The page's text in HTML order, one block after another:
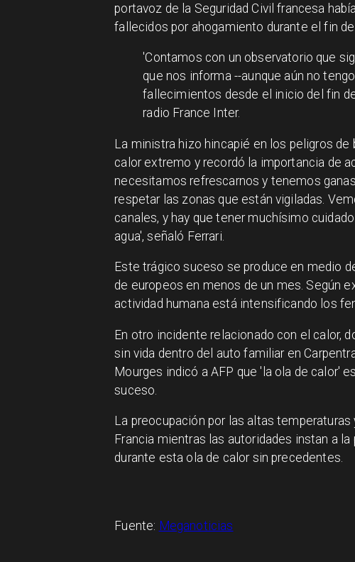
portavoz de la Seguridad Civil francesa
fallecidos por ahogamiento durante el fin de
'Contamos con un observatorio que
que nos informa --aunque aún no
fallecimientos desde el inicio del fin
radio France Inter.
La ministra hizo hincapié en los peligros
calor extremo y recordó la importancia de
necesitamos refrescarnos y tenemos
respetar las zonas que están vigiladas.
canales, y hay que tener muchísimo
agua', señaló Ferrari.
Este trágico suceso se produce en medio
de europeos en menos de un mes. Según
actividad humana está intensificando los
En otro incidente relacionado con el calor,
sin vida dentro del auto familiar en
Mourges indicó a AFP que 'la ola de calor'
suceso.
La preocupación por las altas
Francia mientras las autoridades instan a
durante esta ola de calor sin precedentes.
Fuente: Meganoticias